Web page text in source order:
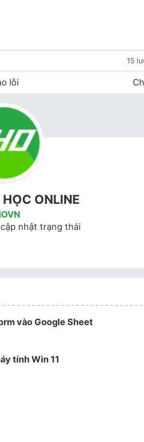
15
lỗi
ONLINE
nhật trạng thái
vào Google Sheet
tính Win 11